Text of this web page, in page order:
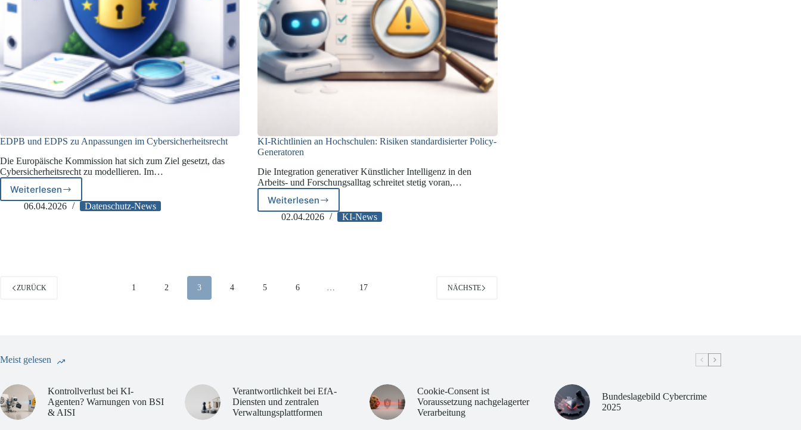
EDPB und EDPS zu Anpassungen im Cybersicherheitsrecht
Die Europäische Kommission hat sich zum Ziel gesetzt, das
Cybersicherheitsrecht zu modellieren. Im…
Weiterlesen
EDPB
und
06.04.2026 Datenschutz-News
KI-Richtlinien an Hochschulen: Risiken standardisierter Policy-
Generatoren
Die Integration generativer Künstlicher Intelligenz in den
Arbeits- und Forschungsalltag schreitet stetig voran,…
Weiterlesen
KI-
Richtlinien
Generatoren
02.04.2026 KI-News
ZURÜCK 1 2 3 4 5 6 … 17 NÄCHSTE
Meist gelesen
Kontrollverlust bei KI-
Agenten? Warnungen von BSI
& AISI
Verantwortlichkeit bei EfA-
Diensten und zentralen
Verwaltungsplattformen
Cookie-Consent ist
Voraussetzung nachgelagerter
Verarbeitung
Bundeslagebild Cybercrime
2025